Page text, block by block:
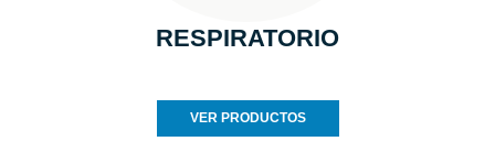
RESPIRATORIO
VER PRODUCTOS